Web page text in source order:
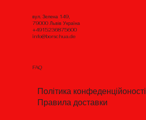
вул. Зелена 149,
79000 Львів Україна
+4915236875600
info@borschua.de
FAQ
Політика конфеденційоності
Правила доставки